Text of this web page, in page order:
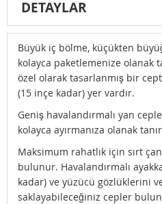
DETAYLAR
Büyük iç bölme, küçükten
kolayca paketlemenize olanak
özel olarak tasarlanmış bir
(15 inçe kadar) yer vardır.
Geniş havalandırmalı yan
kolayca ayırmanıza olanak
Maksimum rahatlık için sırt
bulunur. Havalandırmalı
kadar) ve yüzücü gözlüklerini
saklayabileceğiniz cepler